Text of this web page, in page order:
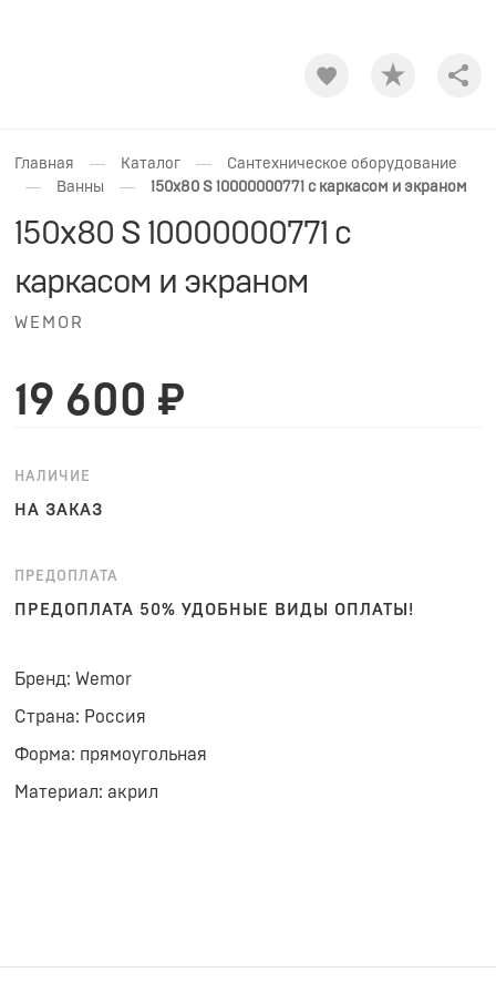
Главная — Каталог — Сантехническое оборудование
— Ванны — 150x80 S 10000000771 с каркасом и экраном
150x80 S 10000000771 с
каркасом и экраном
WEMOR
19 600 ₽
НАЛИЧИЕ
НА ЗАКАЗ
ПРЕДОПЛАТА
ПРЕДОПЛАТА 50% УДОБНЫЕ ВИДЫ ОПЛАТЫ!
Бренд: Wemor
Страна: Россия
Форма: прямоугольная
Материал: акрил